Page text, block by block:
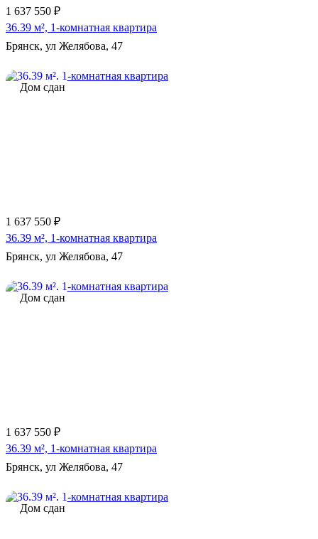
1 637 550 ₽
36.39 м², 1-комнатная квартира
Брянск, ул Желябова, 47
Дом сдан
1 637 550 ₽
36.39 м², 1-комнатная квартира
Брянск, ул Желябова, 47
Дом сдан
1 637 550 ₽
36.39 м², 1-комнатная квартира
Брянск, ул Желябова, 47
Дом сдан